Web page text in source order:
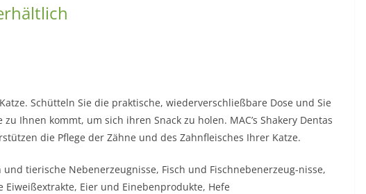
Schütteln Sie die praktische, wiederverschließbare Dose und Sie
Ihnen kommt, um sich ihren Snack zu holen. MAC’s Shakery Dentas
die Pflege der Zähne und des Zahnfleisches Ihrer Katze.
und tierische Nebenerzeugnisse, Fisch und Fischnebenerzeug-nisse,
Eier und Einebenprodukte, Hefe